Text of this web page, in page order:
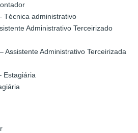
Técnica administrativo
Administrativo Terceirizado
Assistente Administrativo Terceirizada
Estagiária